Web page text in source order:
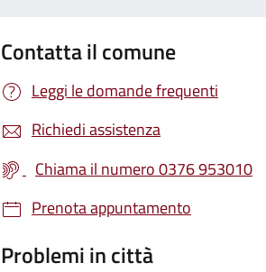
Contatta il comune
Leggi le domande frequenti
Richiedi assistenza
Chiama il numero 0376 953010
Prenota appuntamento
Problemi in città